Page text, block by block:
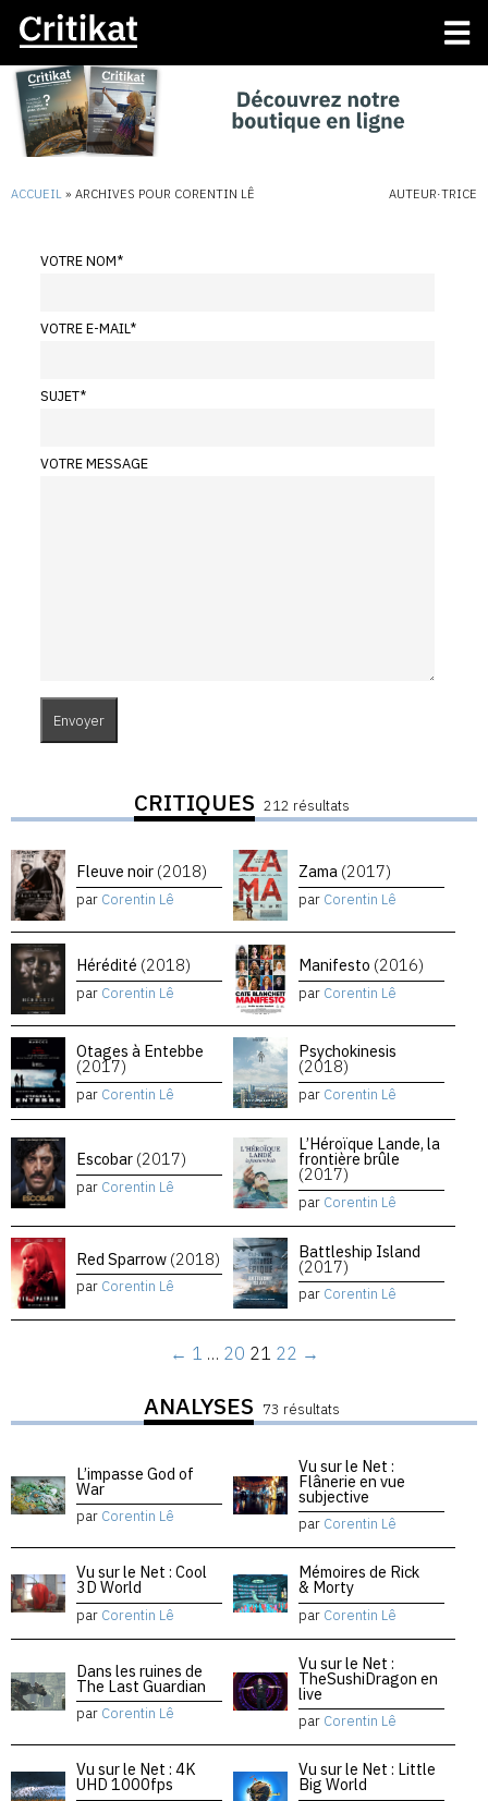
ACCUEIL » ARCHIVES POUR CORENTIN LÊ AUTEUR·TRICE
VOTRE NOM*
VOTRE E-MAIL*
SUJET*
VOTRE MESSAGE
CRITIQUES 212 résultats
Fleuve noir (2018)
par Corentin Lê
Zama (2017)
par Corentin Lê
Hérédité (2018)
par Corentin Lê
Manifesto (2016)
par Corentin Lê
Otages à Entebbe
(2017)
par Corentin Lê
Psychokinesis
(2018)
par Corentin Lê
Escobar (2017)
par Corentin Lê
L’Héroïque Lande, la
frontière brûle
(2017)
par Corentin Lê
Red Sparrow (2018)
par Corentin Lê
Battleship Island
(2017)
par Corentin Lê
← 1 … 20 21 22 →
ANALYSES 73 résultats
L’impasse God of
War
par Corentin Lê
Vu sur le Net :
Flânerie en vue
subjective
par Corentin Lê
Vu sur le Net : Cool
3D World
par Corentin Lê
Mémoires de Rick
& Morty
par Corentin Lê
Dans les ruines de
The Last Guardian
par Corentin Lê
Vu sur le Net :
TheSushiDragon en
live
par Corentin Lê
Vu sur le Net : 4K
UHD 1000fps
Vu sur le Net : Little
Big World